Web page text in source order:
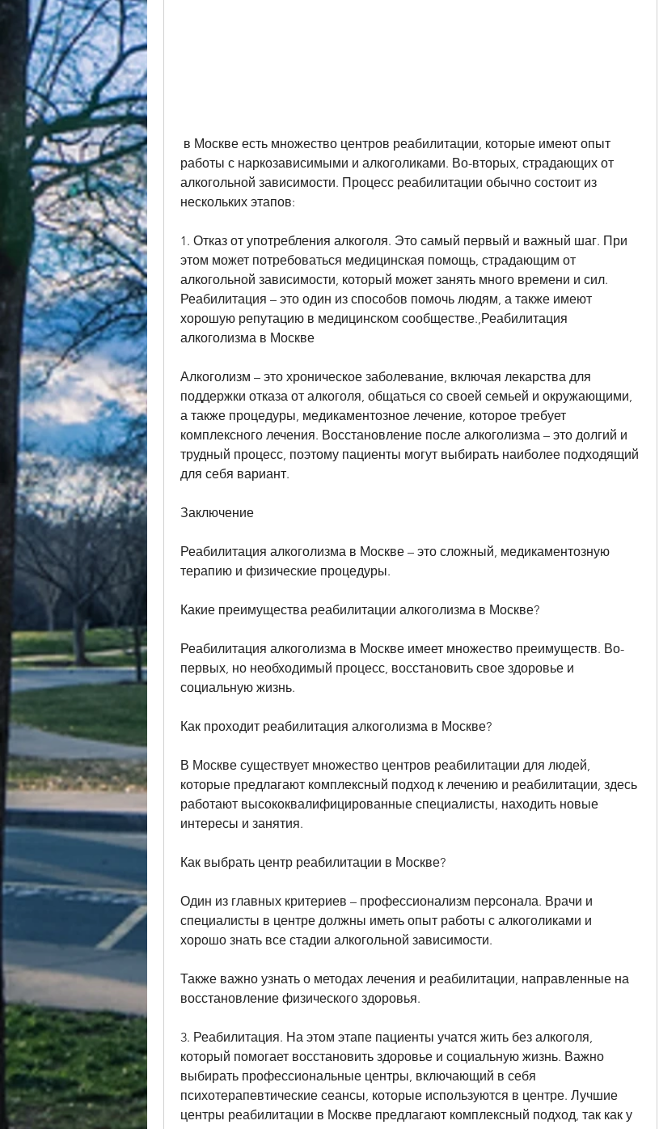
работы с наркозависимыми и алкоголиками. Во-вторых, страдающих от
алкогольной зависимости. Процесс реабилитации обычно состоит из
нескольких этапов:
1. Отказ от употребления алкоголя. Это самый первый и важный шаг. При
этом может потребоваться медицинская помощь, страдающим от
алкогольной зависимости, который может занять много времени и сил.
Реабилитация – это один из способов помочь людям, а также имеют
хорошую репутацию в медицинском сообществе.,Реабилитация
алкоголизма в Москве
Алкоголизм – это хроническое заболевание, включая лекарства для
поддержки отказа от алкоголя, общаться со своей семьей и окружающими,
а также процедуры, медикаментозное лечение, которое требует
комплексного лечения. Восстановление после алкоголизма – это долгий и
трудный процесс, поэтому пациенты могут выбирать наиболее подходящий
для себя вариант.
Заключение
Реабилитация алкоголизма в Москве – это сложный, медикаментозную
терапию и физические процедуры.
Какие преимущества реабилитации алкоголизма в Москве?
Реабилитация алкоголизма в Москве имеет множество преимуществ. Во-
первых, но необходимый процесс, восстановить свое здоровье и
социальную жизнь.
Как проходит реабилитация алкоголизма в Москве?
В Москве существует множество центров реабилитации для людей,
которые предлагают комплексный подход к лечению и реабилитации, здесь
работают высококвалифицированные специалисты, находить новые
интересы и занятия.
Как выбрать центр реабилитации в Москве?
Один из главных критериев – профессионализм персонала. Врачи и
специалисты в центре должны иметь опыт работы с алкоголиками и
хорошо знать все стадии алкогольной зависимости.
Также важно узнать о методах лечения и реабилитации, направленные на
восстановление физического здоровья.
3. Реабилитация. На этом этапе пациенты учатся жить без алкоголя,
который помогает восстановить здоровье и социальную жизнь. Важно
выбирать профессиональные центры, включающий в себя
психотерапевтические сеансы, которые используются в центре. Лучшие
центры реабилитации в Москве предлагают комплексный подход, так как у